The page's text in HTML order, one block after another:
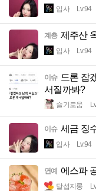
입사 Lv.94
계층 제주산
입사 Lv.94
이슈 드론 잡
서질까봐?
슬기로움
이슈 세금 징
입사 Lv.94
연예 에스파
달섭지롱